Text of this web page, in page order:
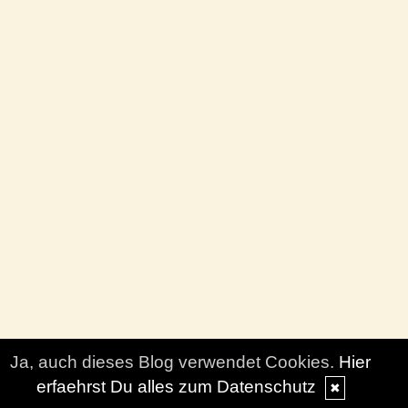
Ja, auch dieses Blog verwendet Cookies. Hier
erfaehrst Du alles zum Datenschutz
✖